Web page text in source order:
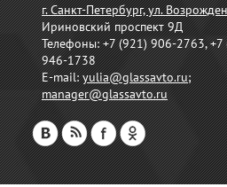
г. Санкт-Петербург, ул.
Ириновский проспект 9Д
Телефоны:+7 (921) 906-2763, +7
946-1738
E-mail:yulia@glassavto.ru;
manager@glassavto.ru